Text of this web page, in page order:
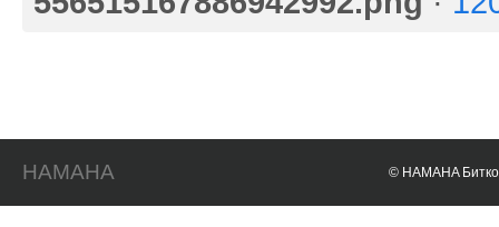
HAMAHA © HAMAHA